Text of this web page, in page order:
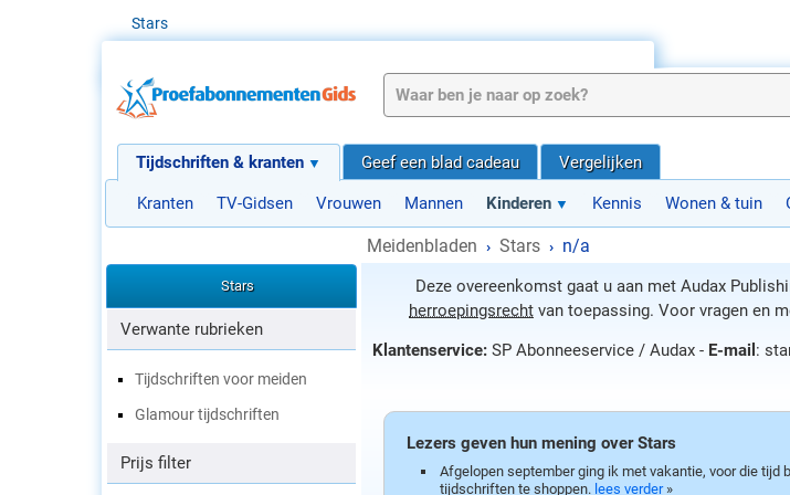
Stars
Tijdschriften & kranten
Kranten TV-Gidsen Vrouwen Mannen Kinderen Kennis Wonen & tuin
Geef een blad cadeau Vergelijken
Meidenbladen › Stars › n/a
Stars
Verwante rubrieken
Tijdschriften voor meiden
Glamour tijdschriften
Prijs filter
Deze overeenkomst gaat u aan met Audax
herroepingsrecht van toepassing. Voor vragen en
Klantenservice: SP Abonneeservice / Audax - E-mail :
Lezers geven hun mening over Stars
Afgelopen september ging ik met vakantie, voor die tijd
tijdschriften te shoppen. lees verder»